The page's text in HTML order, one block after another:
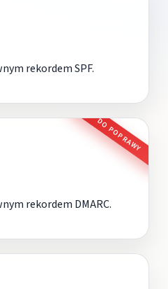
rekordem SPF.
DO POPRAWY
rekordem DMARC.